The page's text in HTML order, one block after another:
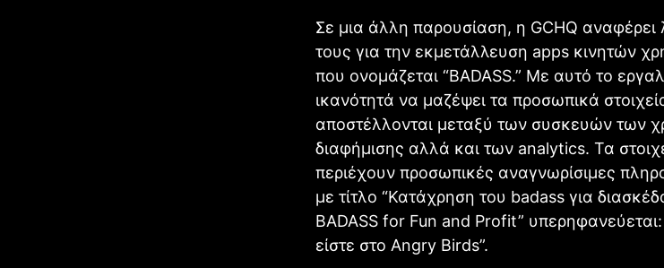
Σε μια άλλη παρουσίαση, η GCHQ αναφέρει
τους για την εκμετάλλευση apps κινητών
που ονομάζεται “BADASS.” Με αυτό το
ικανότητά να μαζέψει τα προσωπικά
αποστέλλονται μεταξύ των συσκευών των
διαφήμισης αλλά και των analytics. Τα
περιέχουν προσωπικές αναγνωρίσιμες
με τίτλο “Κατάχρηση του badass για
BADASS for Fun and Profit”
είστε στο Angry Birds”.